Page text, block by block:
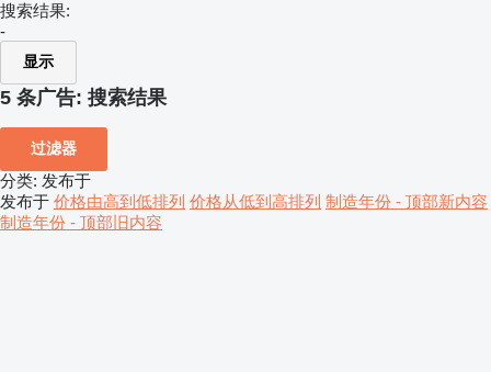
搜索结果:
-
显示
5 条广告: 搜索结果
过滤器
分类: 发布于
发布于 价格由高到低排列 价格从低到高排列 制造年份 - 顶部新内容
制造年份 - 顶部旧内容